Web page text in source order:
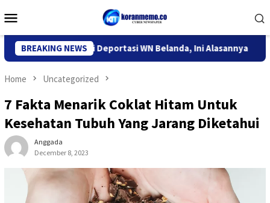
to
Menu
BREAKING NEWS
Kediri Deportasi WN Belanda, Ini Alasannya 9
Home Uncategorized
7 Fakta Menarik Coklat Hitam Untuk
Kesehatan Tubuh Yang Jarang Diketahui
Anggada
December 8, 2023